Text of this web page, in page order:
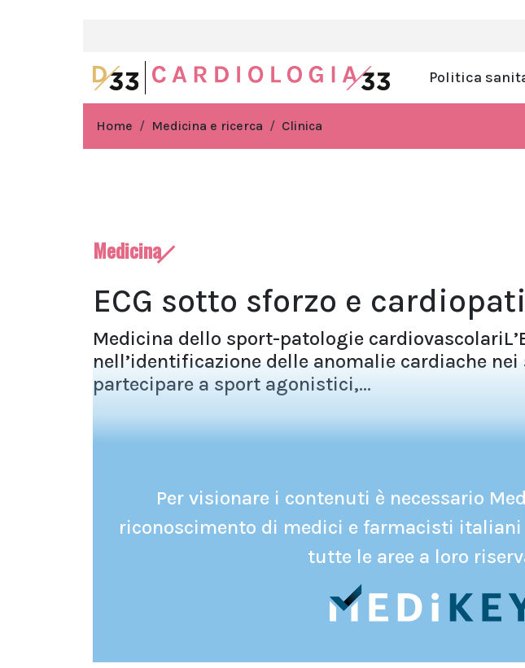
Politica
Home Medicina e ricerca Clinica
Medicina
ECG sotto sforzo e
Medicina dello sport-patologie
nell’identificazione delle anomalie cardiache
partecipare a sport agonistici,...
Per visionare i contenuti è necessario
riconoscimento di medici e farmacisti italiani
tutte le aree a loro